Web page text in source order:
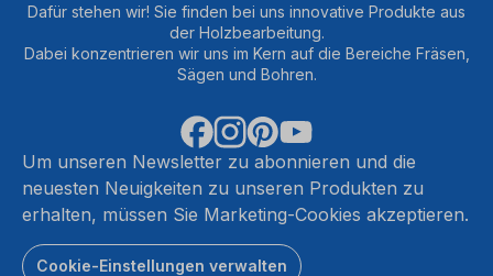
Dafür stehen wir! Sie finden bei uns innovative Produkte aus
der Holzbearbeitung.
Dabei konzentrieren wir uns im Kern auf die Bereiche Fräsen,
Sägen und Bohren.
Um unseren Newsletter zu abonnieren und die
neuesten Neuigkeiten zu unseren Produkten zu
erhalten, müssen Sie Marketing-Cookies akzeptieren.
Cookie-Einstellungen verwalten